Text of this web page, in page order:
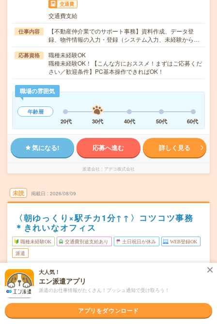
交通費
交通費支給
仕事内容
【不動産仲介業でのサポート事務】資料作成、データ登
録、物件情報の入力・登録（システム入力、未経験から…
応募資格
職種未経験OK
職種未経験OK！【こんな方におススメ！まずはご応募くだ
さい／歓迎条件】PC基本操作できればOK！
職場の雰囲気
年齢層
20代
30代 40代 50代 60代
気になる! 応募へ進む 詳しく見る
派遣会社 アデコ株式会社
未読 掲載日 2026/08/09
〈朝ゆっくり×駅チカ1分↑↑〉コツコツ事務
＊きれいなオフィス
職種未経験OK 交通費別途支給あり 土日祝日が休み WEB登録OK
派遣
勤務地
大阪市西区
阿波座駅から徒歩3分／本町駅から徒歩7分／西大橋駅から
徒歩13分
曜日頻度 月～金※土日休み！
時間 10:00～17:30(実働:6時間30分) (休憩60分)
大人気！
エン派遣アプリ
派遣のお仕事情報がたくさん！プッシュ通知で受け取ろう！
アプリをダウンロード